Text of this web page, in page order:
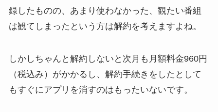
録したものの、あまり使わなかった、観たい番組
は観てしまったという方は解約を考えますよね。
しかしちゃんと解約しないと次月も月額料金960円
（税込み）がかかるし、解約手続きをしたとして
もすぐにアプリを消すのはもったいないです。